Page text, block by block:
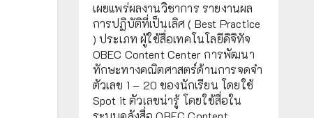
เผยแพร่ผลงานวิชาการ รายงานผล
การปฏิบัติที่เป็นเลิศ ( Best Practice
) ประเภท ผู้ใช้สื่อเทคโนโลยีดิจิทัจ
OBEC Content Center การพัฒนา
ทักษะทางคณิตศาสตร์ด้านการจดจำ
ตัวเลข 1 – 20 ของนักเรียน โดยใช้
Spot it ตัวเลขน่ารู้ โดยใช้สื่อใน